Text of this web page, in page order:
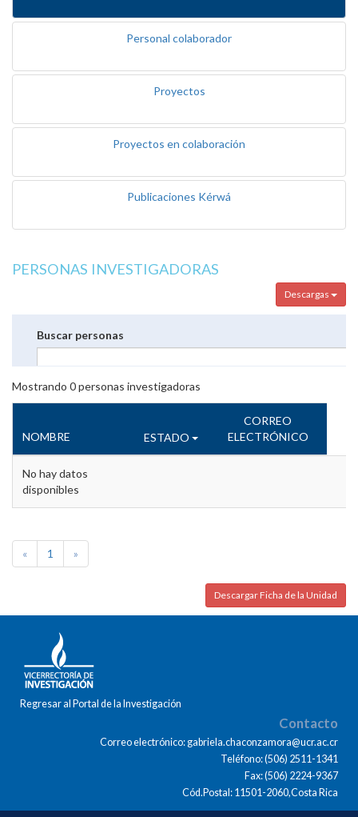
Personal colaborador
Proyectos
Proyectos en colaboración
Publicaciones Kérwá
PERSONAS INVESTIGADORAS
Descargas
Buscar personas
Mostrando 0personas investigadoras
NOMBRE ESTADO
CORREO
ELECTRÓNICO
No hay datos
disponibles
« 1 »
Descargar Ficha de la Unidad
Regresar al Portal de la Investigación
Contacto
Correo electrónico: gabriela.chaconzamora@ucr.ac.cr
Teléfono: (506) 2511-1341
Fax: (506) 2224-9367
Cód.Postal: 11501-2060,Costa Rica